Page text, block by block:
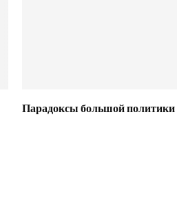
Парадоксы большой политики